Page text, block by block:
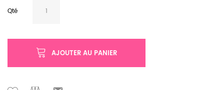
Qté
AJOUTER AU PANIER